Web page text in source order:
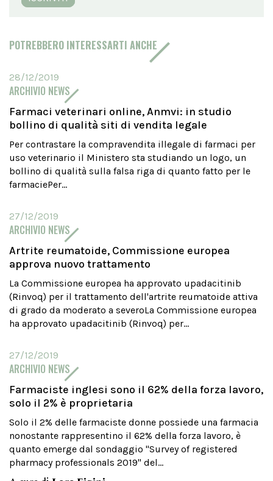
POTREBBERO INTERESSARTI ANCHE
28/12/2019
ARCHIVIO NEWS
Farmaci veterinari online, Anmvi: in studio
bollino di qualità siti di vendita legale
Per contrastare la compravendita illegale di farmaci per
uso veterinario il Ministero sta studiando un logo, un
bollino di qualità sulla falsa riga di quanto fatto per le
farmaciePer...
27/12/2019
ARCHIVIO NEWS
Artrite reumatoide, Commissione europea
approva nuovo trattamento
La Commissione europea ha approvato upadacitinib
(Rinvoq) per il trattamento dell'artrite reumatoide attiva
di grado da moderato a severoLa Commissione europea
ha approvato upadacitinib (Rinvoq) per...
27/12/2019
ARCHIVIO NEWS
Farmaciste inglesi sono il 62% della forza lavoro,
solo il 2% è proprietaria
Solo il 2% delle farmaciste donne possiede una farmacia
nonostante rappresentino il 62% della forza lavoro, è
quanto emerge dal sondaggio "Survey of registered
pharmacy professionals 2019" del...